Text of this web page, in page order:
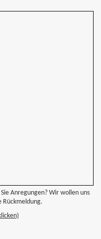
Anregungen? Wir wollen uns
Rückmeldung.